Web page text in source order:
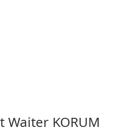
Waiter KORUM